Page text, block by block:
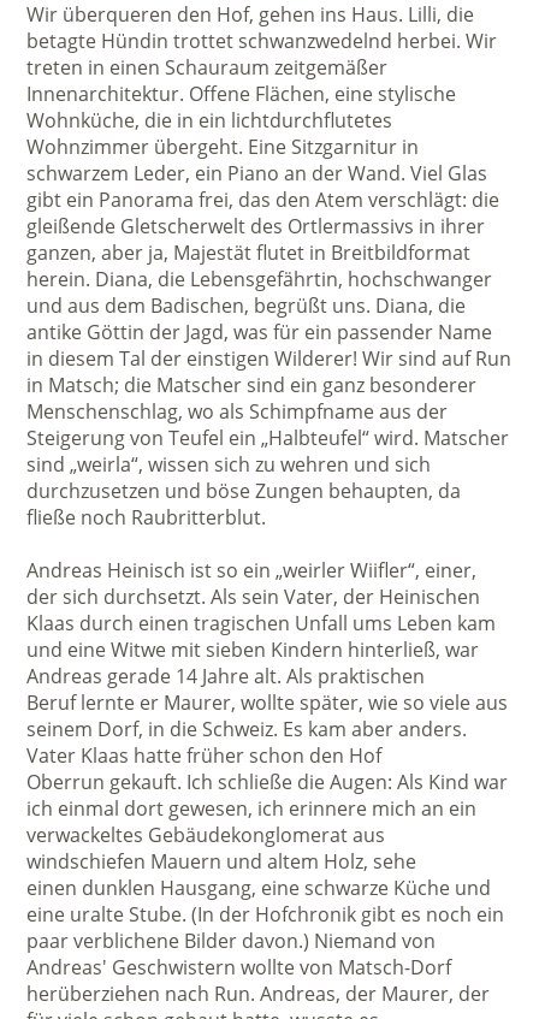
Wir überqueren den Hof, gehen ins Haus. Lilli, die
betagte Hündin trottet schwanzwedelnd herbei. Wir
treten in einen Schauraum zeitgemäßer
Innenarchitektur. Offene Flächen, eine stylische
Wohnküche, die in ein lichtdurchflutetes
Wohnzimmer übergeht. Eine Sitzgarnitur in
schwarzem Leder, ein Piano an der Wand. Viel Glas
gibt ein Panorama frei, das den Atem verschlägt: die
gleißende Gletscherwelt des Ortlermassivs in ihrer
ganzen, aber ja, Majestät flutet in Breitbildformat
herein. Diana, die Lebensgefährtin, hochschwanger
und aus dem Badischen, begrüßt uns. Diana, die
antike Göttin der Jagd, was für ein passender Name
in diesem Tal der einstigen Wilderer! Wir sind auf Run
in Matsch; die Matscher sind ein ganz besonderer
Menschenschlag, wo als Schimpfname aus der
Steigerung von Teufel ein „Halbteufel“ wird. Matscher
sind „weirla“, wissen sich zu wehren und sich
durchzusetzen und böse Zungen behaupten, da
fließe noch Raubritterblut.
Andreas Heinisch ist so ein „weirler Wiifler“, einer,
der sich durchsetzt. Als sein Vater, der Heinischen
Klaas durch einen tragischen Unfall ums Leben kam
und eine Witwe mit sieben Kindern hinterließ, war
Andreas gerade 14 Jahre alt. Als praktischen
Beruf lernte er Maurer, wollte später, wie so viele aus
seinem Dorf, in die Schweiz. Es kam aber anders.
Vater Klaas hatte früher schon den Hof
Oberrun gekauft. Ich schließe die Augen: Als Kind war
ich einmal dort gewesen, ich erinnere mich an ein
verwackeltes Gebäudekonglomerat aus
windschiefen Mauern und altem Holz, sehe
einen dunklen Hausgang, eine schwarze Küche und
eine uralte Stube. (In der Hofchronik gibt es noch ein
paar verblichene Bilder davon.) Niemand von
Andreas' Geschwistern wollte von Matsch-Dorf
herüberziehen nach Run. Andreas, der Maurer, der